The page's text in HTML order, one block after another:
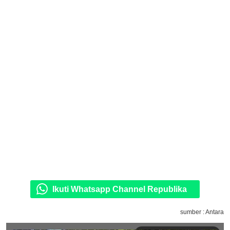
Ikuti Whatsapp Channel Republika
sumber : Antara